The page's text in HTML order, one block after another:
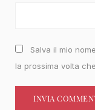
Salva il mio
la prossima volta